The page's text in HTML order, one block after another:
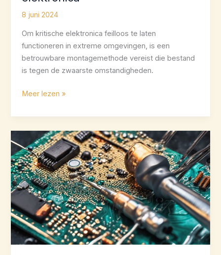
8 juni 2024
Om kritische elektronica feilloos te laten
functioneren in extreme omgevingen, is een
betrouwbare montagemethode vereist die bestand
is tegen de zwaarste omstandigheden.
Betrouwbare
hole-
montage
voor
hoogwaardige
elektronica
Meer lezen »